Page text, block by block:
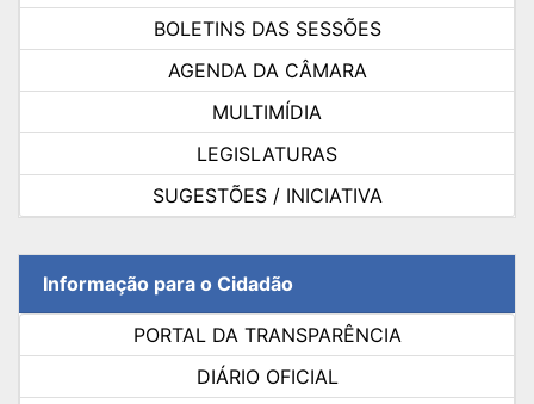
BOLETINS DAS SESSÕES
AGENDA DA CÂMARA
MULTIMÍDIA
LEGISLATURAS
SUGESTÕES / INICIATIVA
Informação para o Cidadão
PORTAL DA TRANSPARÊNCIA
DIÁRIO OFICIAL